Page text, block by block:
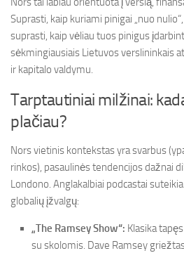
Suprasti, kaip kuriami pinigai „nuo
suprasti, kaip vėliau tuos pinigus
sėkmingiausiais Lietuvos verslininkais
ir kapitalo valdymu.
Tarptautiniai milžinai:
plačiau?
Nors vietinis kontekstas yra svarbus
rinkos), pasaulinės tendencijos dažnai
Londono. Anglakalbiai podcastai
globalių įžvalgų:
„The Ramsey Show“: Klasika
su skolomis. Dave Ramsey